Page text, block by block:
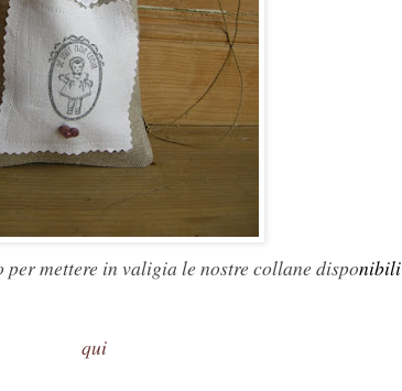
mettere in valigia le nostre collane disponibili
qui